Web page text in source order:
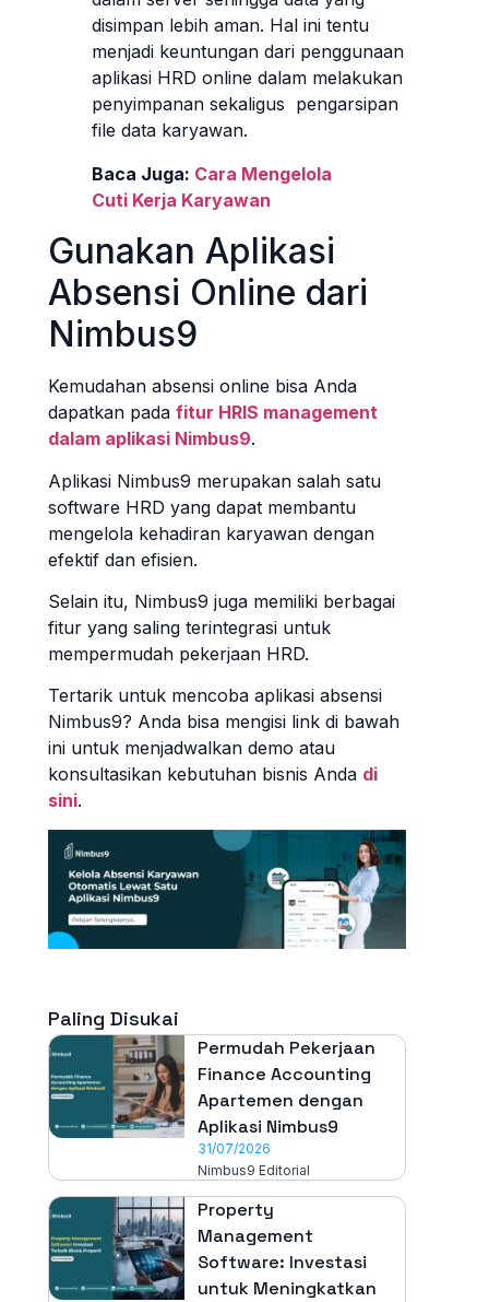
disimpan lebih aman. Hal ini tentu
menjadi keuntungan dari penggunaan
aplikasi HRD online dalam melakukan
penyimpanan sekaligus pengarsipan
file data karyawan.
Baca Juga: Cara Mengelola
Cuti Kerja Karyawan
Gunakan Aplikasi
Absensi Online dari
Nimbus9
Kemudahan absensi online bisa Anda
dapatkan pada fitur HRIS management
dalam aplikasi Nimbus9.
Aplikasi Nimbus9 merupakan salah satu
software HRD yang dapat membantu
mengelola kehadiran karyawan dengan
efektif dan efisien.
Selain itu, Nimbus9 juga memiliki berbagai
fitur yang saling terintegrasi untuk
mempermudah pekerjaan HRD.
Tertarik untuk mencoba aplikasi absensi
Nimbus9? Anda bisa mengisi link di bawah
ini untuk menjadwalkan demo atau
konsultasikan kebutuhan bisnis Anda di
sini.
Paling Disukai
Permudah Pekerjaan
Finance Accounting
Apartemen dengan
Aplikasi Nimbus9
31/07/2026
Nimbus9 Editorial
Property
Management
Software: Investasi
untuk Meningkatkan